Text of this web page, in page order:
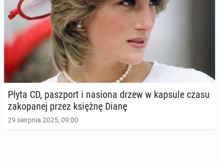
Płyta CD, pasz­port i nasiona drzew w kapsule czasu
za­ko­pa­nej przez księżnę Dianę
29 sierpnia 2025, 09:00